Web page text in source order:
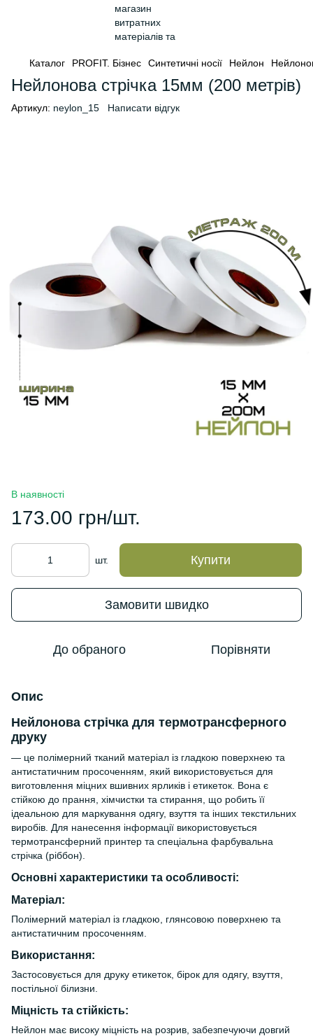
Каталог PROFIT. Бізнес Синтетичні носії Нейлон
Нейлонова стрічка 15мм (200 метрів)
Артикул: neylon_15 Написати відгук
В наявності
173.00 грн/шт.
шт. Купити
Замовити швидко
До обраного Порівняти
Опис
Нейлонова стрічка для термотрансферного
друку
— це полімерний тканий матеріал із гладкою поверхнею та
антистатичним просоченням, який використовується для
виготовлення міцних вшивних ярликів і етикеток. Вона є
стійкою до прання, хімчистки та стирання, що робить її
ідеальною для маркування одягу, взуття та інших текстильних
виробів. Для нанесення інформації використовується
термотрансферний принтер та спеціальна фарбувальна
стрічка (ріббон).
Основні характеристики та особливості:
Матеріал:
Полімерний матеріал із гладкою, глянсовою поверхнею та
антистатичним просоченням.
Використання:
Застосовується для друку етикеток, бірок для одягу, взуття,
постільної білизни.
Міцність та стійкість:
Нейлон має високу міцність на розрив, забезпечуючи довгий